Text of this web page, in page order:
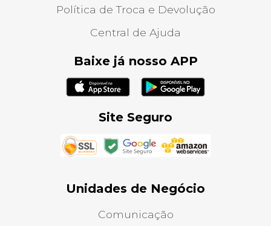
Política de Troca e Devolução
Central de Ajuda
Baixe já nosso APP
Site Seguro
Unidades de Negócio
Comunicação